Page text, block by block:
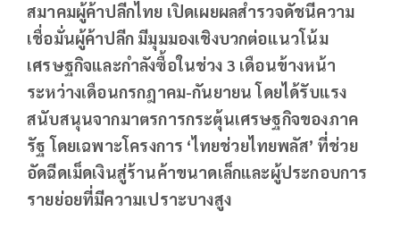
สมาคมผู้ค้าปลีกไทย เปิดเผยผลสำรวจดัชนีความ
เชื่อมั่นผู้ค้าปลีก มีมุมมองเชิงบวกต่อแนวโน้ม
เศรษฐกิจและกำลังซื้อในช่วง 3 เดือนข้างหน้า
ระหว่างเดือนกรกฎาคม-กันยายน โดยได้รับแรง
สนับสนุนจากมาตรการกระตุ้นเศรษฐกิจของภาค
รัฐ โดยเฉพาะโครงการ ‘ไทยช่วยไทยพลัส’ ที่ช่วย
อัดฉีดเม็ดเงินสู่ร้านค้าขนาดเล็กและผู้ประกอบการ
รายย่อยที่มีความเปราะบางสูง